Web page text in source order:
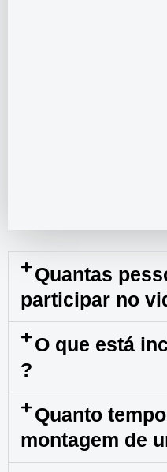
Quantas
participar no
O que está
?
Quanto
montagem de